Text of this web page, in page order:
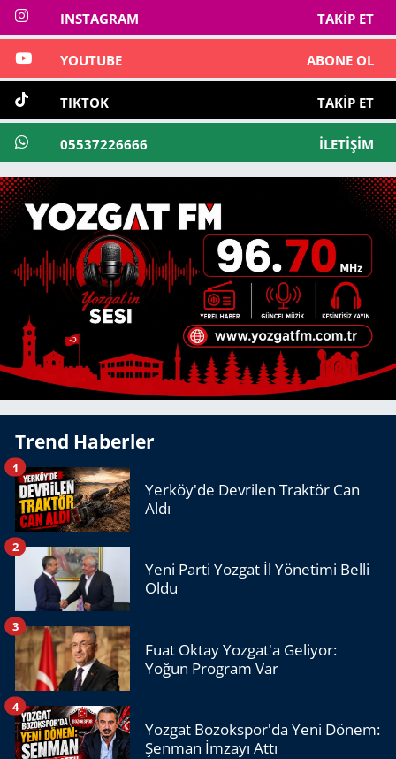
INSTAGRAM TAKIP ET
YOUTUBE ABONE OL
TIKTOK TAKIP ET
05537226666 İLETIŞIM
Trend Haberler
Yerköy'de Devrilen Traktör Can
Aldı
1
Yeni Parti Yozgat İl Yönetimi Belli
Oldu
2
Fuat Oktay Yozgat'a Geliyor:
Yoğun Program Var
3
Yozgat Bozokspor'da Yeni Dönem:
Şenman İmzayı Attı
4